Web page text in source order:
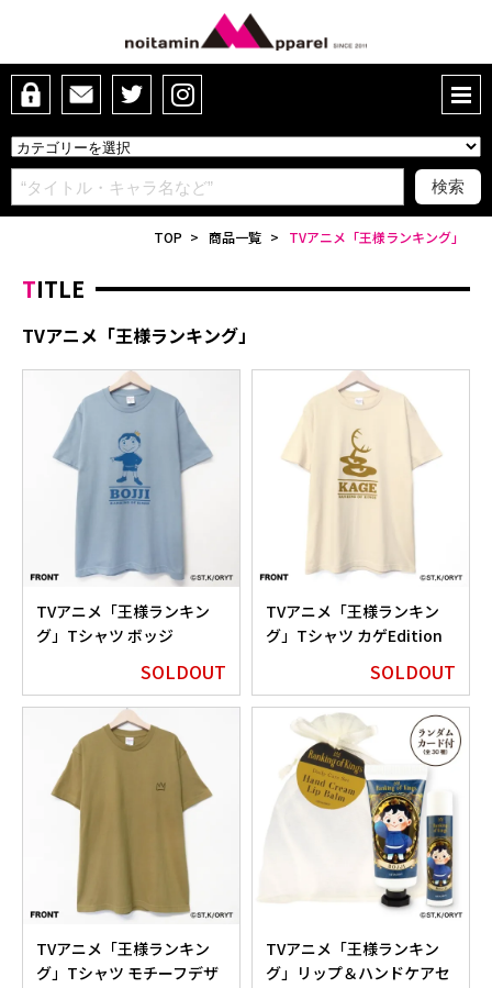
TOP > 商品一覧 > TVアニメ「王様ランキング」
TITLE
TVアニメ「王様ランキング」
TVアニメ「王様ランキン
グ」Tシャツ ボッジ
SOLDOUT
TVアニメ「王様ランキン
グ」Tシャツ カゲEdition
SOLDOUT
TVアニメ「王様ランキン
グ」Tシャツ モチーフデザ
TVアニメ「王様ランキン
グ」リップ＆ハンドケアセ